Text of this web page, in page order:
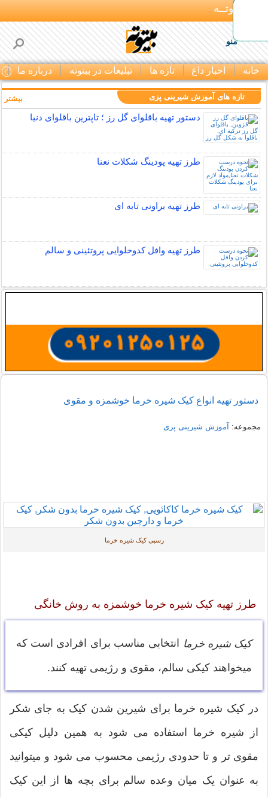
بـیتوتــه
منو
خانه اخبار داغ تازه ها تبلیغات در بیتوته درباره ما
تازه های آموزش شیرینی پزی
دستور تهیه باقلوای گل رز ؛ تاپترین باقلوای دنیا
طرز تهیه پودینگ شکلات نعنا
طرز تهیه براونی تابه ای
طرز تهیه وافل کدوحلوایی پروتئینی و سالم
بیشتر
دستور تهیه انواع کیک شیره خرما خوشمزه و مقوی
مجموعه: آموزش شیرینی پزی
رسپی کیک شیره خرما
طرز تهیه کیک شیره خرما خوشمزه به روش خانگی
کیک شیره خرما انتخابی مناسب برای افرادی است که
میخواهند کیکی سالم، مقوی و رژیمی تهیه کنند.
در کیک شیره خرما برای شیرین شدن کیک به جای شکر
از شیره خرما استفاده می شود به همین دلیل کیکی
مقوی تر و تا حدودی رژیمی محسوب می شود و میتوانید
به عنوان یک میان وعده سالم برای بچه ها از این کیک